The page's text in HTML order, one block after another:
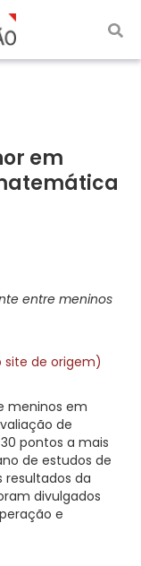
em
entre meninos
site de origem)
meninos em
de
pontos a mais
de estudos de
resultados da
divulgados
e